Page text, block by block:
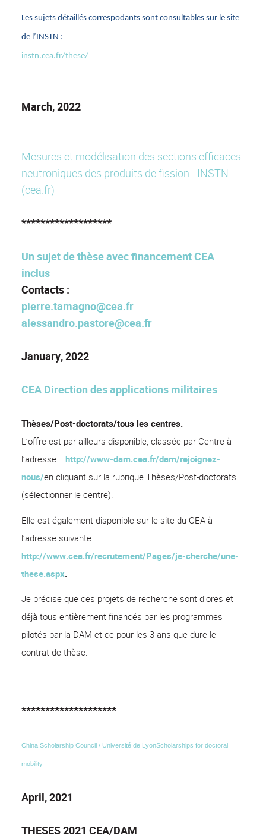
Les sujets détaillés correspodants sont consultables sur le site
de l’INSTN :
instn.cea.fr/these/
March, 2022
Mesures et modélisation des sections efficaces
neutroniques des produits de fission - INSTN
(cea.fr)
*******************
Un sujet de thèse avec financement CEA
inclus
Contacts :
pierre.tamagno@cea.fr
alessandro.pastore@cea.fr
January, 2022
CEA Direction des applications militaires
Thèses/Post-doctorats/tous les centres.
L’offre est par ailleurs disponible, classée par Centre à
l’adresse : http://www-dam.cea.fr/dam/rejoignez-
nous/en cliquant sur la rubrique Thèses/Post-doctorats
(sélectionner le centre).
Elle est également disponible sur le site du CEA à
l’adresse suivante :
http://www.cea.fr/recrutement/Pages/je-cherche/une-
these.aspx.
Je précise que ces projets de recherche sont d’ores et
déjà tous entièrement financés par les programmes
pilotés par la DAM et ce pour les 3 ans que dure le
contrat de thèse.
********************
China Scholarship Council / Université de LyonScholarships for doctoral
mobility
April, 2021
THESES 2021 CEA/DAM